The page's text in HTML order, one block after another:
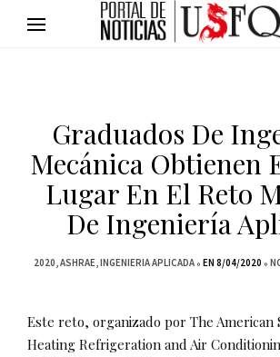
Graduados De
Mecánica Obtienen
Lugar En El Reto
De Ingeniería
2020 ASHRAE INGENIERIA APLICADA EN 8/04/2020
Este reto, organizado por The American
Heating Refrigeration and Air